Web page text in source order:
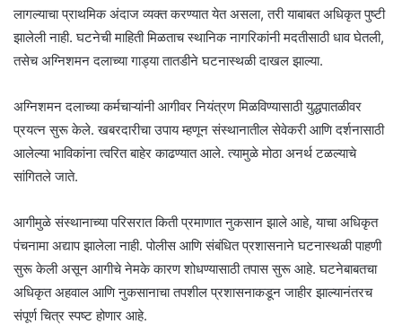
लागल्याचा प्राथमिक अंदाज व्यक्त करण्यात येत असला, तरी याबाबत अधिकृत पुष्टी
झालेली नाही. घटनेची माहिती मिळताच स्थानिक नागरिकांनी मदतीसाठी धाव घेतली,
तसेच अग्निशमन दलाच्या गाड्या तातडीने घटनास्थळी दाखल झाल्या.
अग्निशमन दलाच्या कर्मचाऱ्यांनी आगीवर नियंत्रण मिळविण्यासाठी युद्धपातळीवर
प्रयत्न सुरू केले. खबरदारीचा उपाय म्हणून संस्थानातील सेवेकरी आणि दर्शनासाठी
आलेल्या भाविकांना त्वरित बाहेर काढण्यात आले. त्यामुळे मोठा अनर्थ टळल्याचे
सांगितले जाते.
आगीमुळे संस्थानाच्या परिसरात किती प्रमाणात नुकसान झाले आहे, याचा अधिकृत
पंचनामा अद्याप झालेला नाही. पोलीस आणि संबंधित प्रशासनाने घटनास्थळी पाहणी
सुरू केली असून आगीचे नेमके कारण शोधण्यासाठी तपास सुरू आहे. घटनेबाबतचा
अधिकृत अहवाल आणि नुकसानाचा तपशील प्रशासनाकडून जाहीर झाल्यानंतरच
संपूर्ण चित्र स्पष्ट होणार आहे.